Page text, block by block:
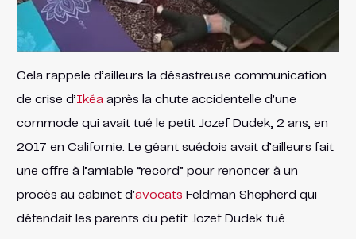
Cela rappele d’ailleurs la désastreuse communication
de crise d’Ikéaaprès la chute accidentelle d’une
commode qui avait tué le petit Jozef Dudek, 2 ans, en
2017 en Californie. Le géant suédois avait d’ailleurs fait
une offre à l’amiable “record” pour renoncer à un
procès au cabinet d’avocats Feldman Shepherd qui
défendait les parents du petit Jozef Dudek tué.